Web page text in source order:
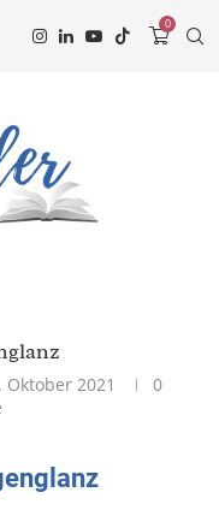
0
Oktober 2021
0